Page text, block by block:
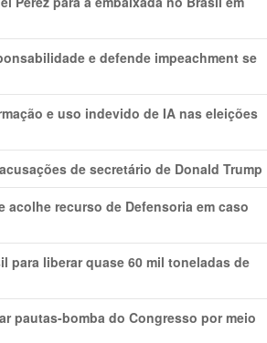
e defende impeachment se
e uso indevido de IA nas eleições
de secretário de Donald Trump
acolhe recurso de Defensoria em caso
para liberar quase 60 mil toneladas de
pautas-bomba do Congresso por meio